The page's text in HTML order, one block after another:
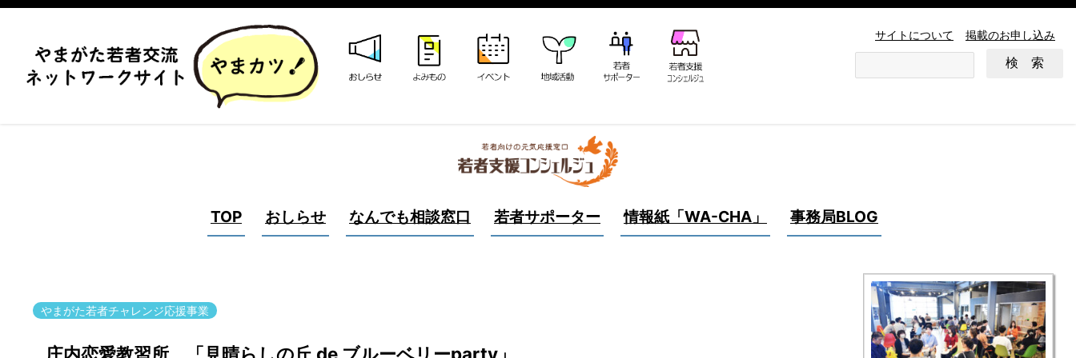
サイトについて 掲載のお申し込み
TOP おしらせ なんでも相談窓口 若者サポーター 情報紙「WA-CHA」 事務局BLOG
やまがた若者チャレンジ応援事業
庄内恋愛教習所 「見晴らしの丘 de ブルーベリーparty」